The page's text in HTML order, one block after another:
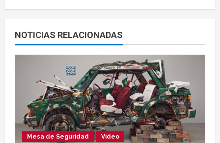
NOTICIAS RELACIONADAS
Mesa de Seguridad Video